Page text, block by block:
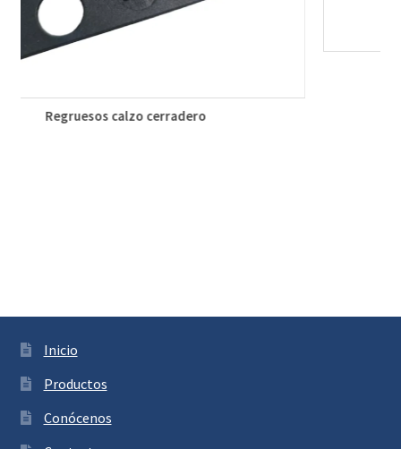
Regruesos calzo cerradero
Inicio
Productos
Conócenos